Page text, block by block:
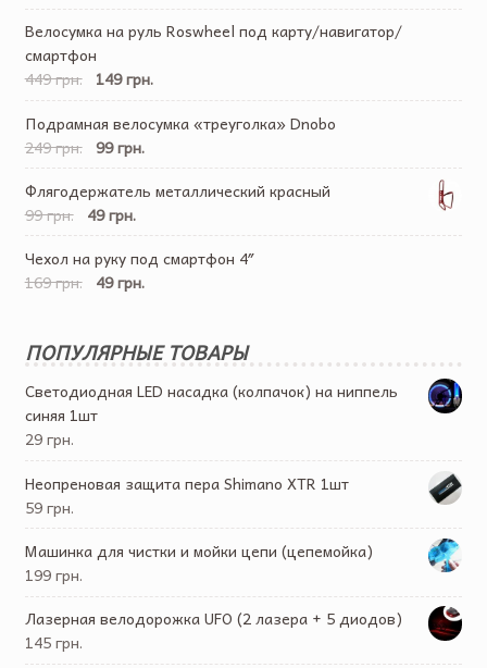
Велосумка на руль Roswheel под карту/навигатор/
смартфон
449 грн.
149 грн.
Подрамная велосумка «треуголка» Dnobo
249 грн. 99 грн.
Флягодержатель металлический красный
99 грн.
49 грн.
Чехол на руку под смартфон 4″
169 грн.
49 грн.
ПОПУЛЯРНЫЕ ТОВАРЫ
Светодиодная LED насадка (колпачок) на ниппель
синяя 1шт
29 грн.
Неопреновая защита пера Shimano XTR 1шт
59 грн.
Машинка для чистки и мойки цепи (цепемойка)
199 грн.
Лазерная велодорожка UFO (2 лазера + 5 диодов)
145 грн.